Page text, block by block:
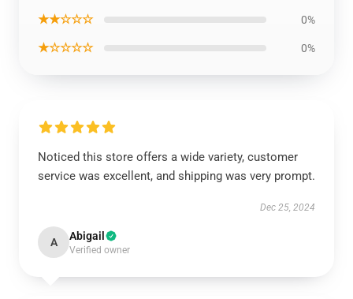
★★☆☆☆ 0%
★☆☆☆☆ 0%
Noticed this store offers a wide variety, customer
service was excellent, and shipping was very prompt.
Dec 25, 2024
A Abigail
Verified owner